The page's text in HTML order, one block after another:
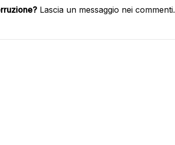
Lascia un messaggio nei commenti.